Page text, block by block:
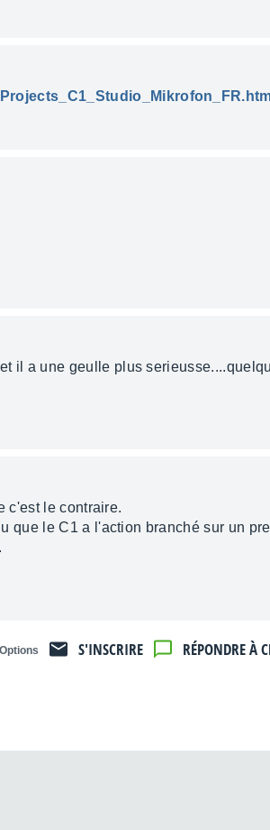
il a une geulle plus
c'est le contraire.
que le C1 a l'action branché sur un
RÉPONDRE À
S'INSCRIRE
Options